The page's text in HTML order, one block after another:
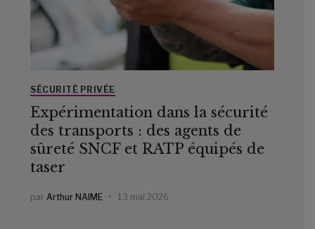
SÉCURITÉ PRIVÉE
Expérimentation dans la sécurité
des transports : des agents de
sûreté SNCF et RATP équipés de
taser
par Arthur NAIME 13 mai 2026